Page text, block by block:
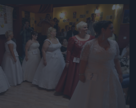
még kép!